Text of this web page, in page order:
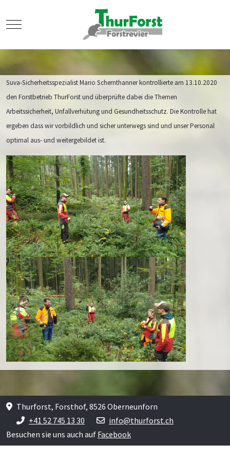
Mobile Menu Toggle
Suva-Sicherheitsspezialist Mario Schernthanner kontrollierte am 13.10.2020
den Forstbetrieb ThurForst und überprüfte dabei die Themen
Arbeitssicherheit, Unfallverhütung und Gesundheitsschutz. Die Kontrolle hat
ergeben dass wir vorbildlich und sicher unterwegs sind und unser Personal
optimal aus- und weitergebildet ist.
Thurforst, Forsthof, 8526 Oberneunforn
+41 52 745 13 30
info@thurforst.ch
Besuchen sie uns auch auf Facebook